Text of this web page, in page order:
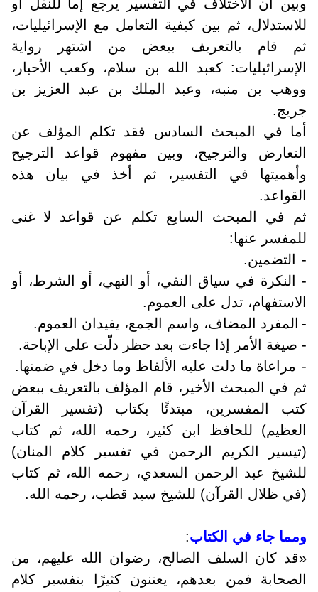
وبين أن الاختلاف في التفسير يرجع إما للنقل أو
للاستدلال، ثم بين كيفية التعامل مع الإسرائيليات،
ثم قام بالتعريف ببعض من اشتهر رواية
الإسرائيليات: كعبد الله بن سلام، وكعب الأحبار،
ووهب بن منبه، وعبد الملك بن عبد العزيز بن
جريج.
أما في المبحث السادس فقد تكلم المؤلف عن
التعارض والترجيح، وبين مفهوم قواعد الترجيح
وأهميتها في التفسير، ثم أخذ في بيان هذه
القواعد.
ثم في المبحث السابع تكلم عن قواعد لا غنى
للمفسر عنها:
-
التضمين.
-
النكرة في سياق النفي، أو النهي، أو الشرط، أو
الاستفهام، تدل على العموم.
- المفرد المضاف، واسم الجمع، يفيدان العموم.
- صيغة الأمر إذا جاءت بعد حظر دلّت على الإباحة.
- مراعاة ما دلت عليه الألفاظ وما دخل في ضمنها.
ثم في المبحث الأخير، قام المؤلف بالتعريف ببعض
كتب المفسرين، مبتدئًا بكتاب (تفسير القرآن
العظيم) للحافظ ابن كثير، رحمه الله، ثم كتاب
(تيسير الكريم الرحمن في تفسير كلام المنان)
للشيخ عبد الرحمن السعدي، رحمه الله، ثم كتاب
(في ظلال القرآن) للشيخ سيد قطب، رحمه الله.
ومما جاء في الكتاب:
«قد كان السلف الصالح، رضوان الله عليهم، من
الصحابة فمن بعدهم، يعتنون كثيرًا بتفسير كلام